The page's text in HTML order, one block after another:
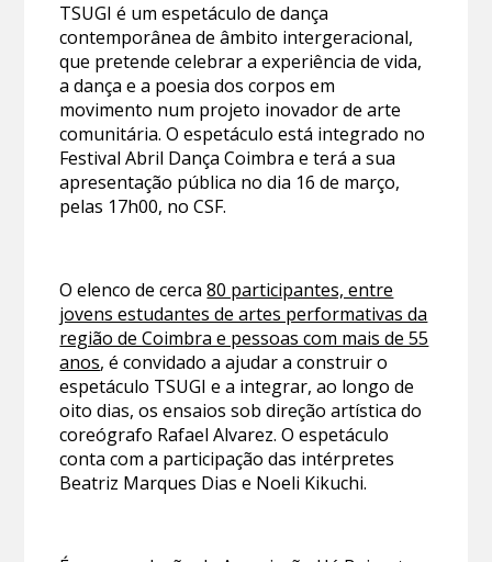
TSUGI é um espetáculo de dança
contemporânea de âmbito intergeracional,
que pretende celebrar a experiência de vida,
a dança e a poesia dos corpos em
movimento num projeto inovador de arte
comunitária. O espetáculo está integrado no
Festival Abril Dança Coimbra e terá a sua
apresentação pública no dia 16 de março,
pelas 17h00, no CSF.
O elenco de cerca80 participantes, entre
jovens estudantes de artes performativas da
região de Coimbra e pessoas com mais de 55
anos, é convidado a ajudar a construir o
espetáculo TSUGI e a integrar, ao longo de
oito dias, os ensaios sob direção artística do
coreógrafo Rafael Alvarez. O espetáculo
conta com a participação das intérpretes
Beatriz Marques Dias e Noeli Kikuchi.